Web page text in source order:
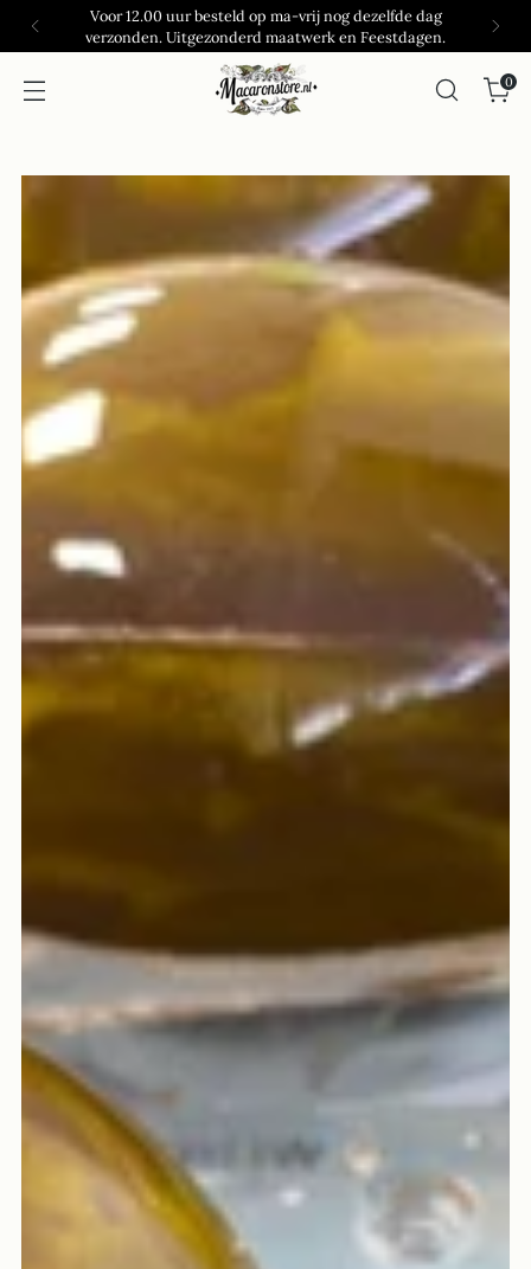
Voor 12.00 uur besteld op ma-vrij nog dezelfde dag
verzonden. Uitgezonderd maatwerk en Feestdagen.
0